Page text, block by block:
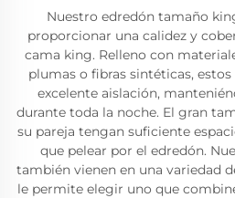
Nuestro edredón tamaño
proporcionar una calidez y
cama king. Relleno con
plumas o fibras sintéticas,
excelente aislación,
durante toda la noche. El gran
su pareja tengan suficiente
que pelear por el edredón.
también vienen en una variedad
le permite elegir uno que